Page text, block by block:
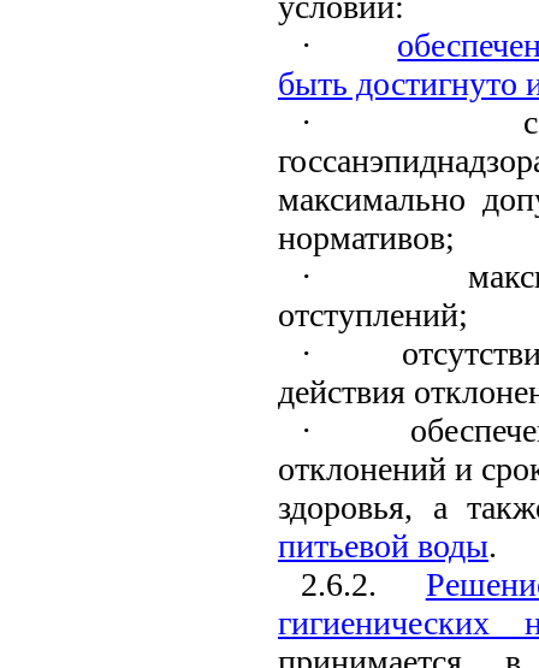
·
быть
·
максимально
нормативов;
·
отступлений;
·
действия
·
отклонений и
здоровья, а
питьевой воды.
2.6.2.
гигиенических